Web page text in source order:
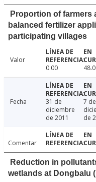
Proportion of farmers
balanced fertilizer
participating villages
Valor
0.00
Fecha
31 de
diciembre
de 2011
7 de
de
Comentar
Reduction in
wetlands at Dongbalu